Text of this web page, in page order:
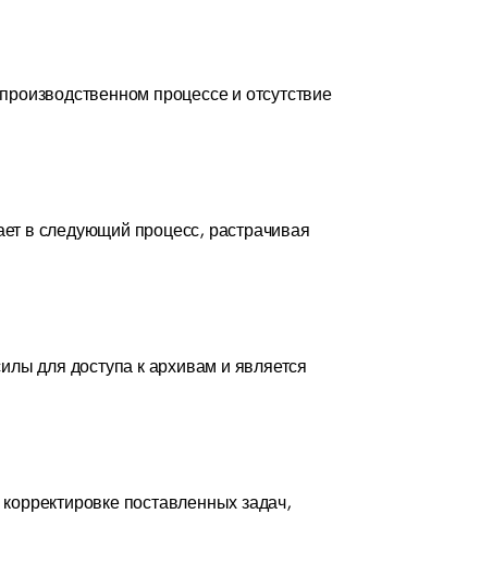
процессе и отсутствие
в следующий процесс, растрачивая
для доступа к архивам и является
поставленных задач,